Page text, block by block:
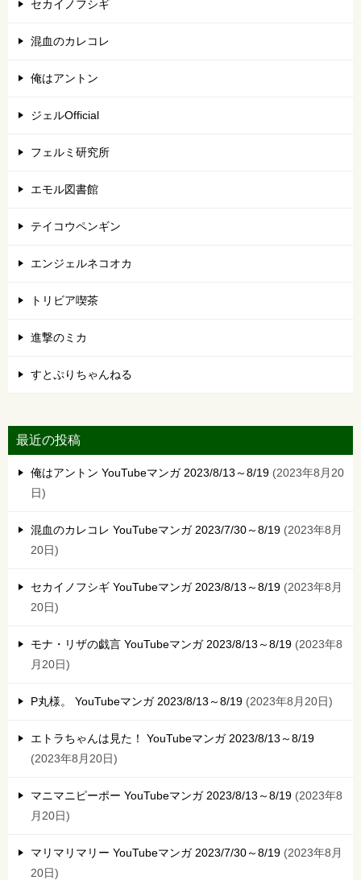
セカイノフシギ
混血のカレコレ
俺はアントン
ジェルOfficial
フェルミ研究所
エモル図書館
テイコウペンギン
エンジェルネコオカ
トリビア喫茶
進撃のミカ
すとぷりちゃんねる
最近の投稿
俺はアントン YouTubeマンガ 2023/8/13～8/19
2023年8月20
日
混血のカレコレ YouTubeマンガ 2023/7/30～8/19
2023年8月
20日
セカイノフシギ YouTubeマンガ 2023/8/13～8/19
2023年8月
20日
モナ・リザの戯言 YouTubeマンガ 2023/8/13～8/19
2023年8
月20日
P丸様。 YouTubeマンガ 2023/8/13～8/19 2023年8月20日
エトラちゃんは見た！ YouTubeマンガ 2023/8/13～8/19
2023年8月20日
マニマニピーポー YouTubeマンガ 2023/8/13～8/19
2023年8
月20日
マリマリマリー YouTubeマンガ 2023/7/30～8/19
2023年8月
20日